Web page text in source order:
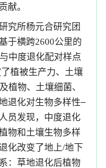
献。
究所杨元合研究团
于横跨2600公里的
中度退化配对样点
植被生产力、土壤
植物、土壤细菌、
退化对生物多样性–
员发现，中度退化
物和土壤生物多样
化改变了地上/地下
：草地退化后植物